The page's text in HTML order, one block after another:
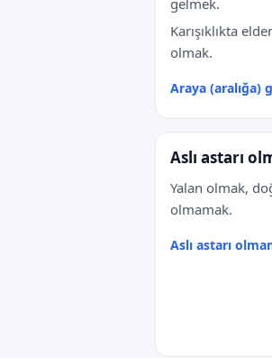
gelmek.
Karışıklıkta
olmak.
Araya (aralığa)
Aslı astarı
Yalan olmak,
olmamak.
Aslı astarı